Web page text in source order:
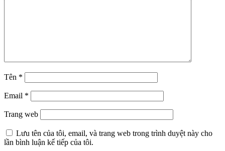
Tên *
Email *
Trang web
Lưu tên của tôi, email, và trang web trong trình duyệt này cho
lần bình luận kế tiếp của tôi.